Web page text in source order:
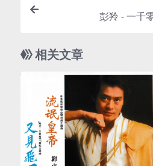
彭羚 - 一千
相关文章